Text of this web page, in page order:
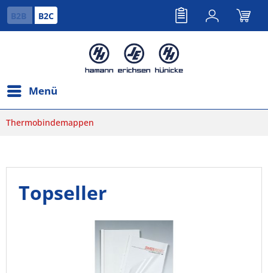
B2B B2C
Menü
Thermobindemappen
Topseller